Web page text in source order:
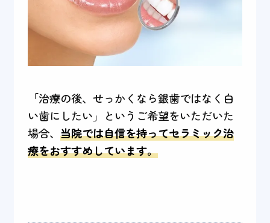
「治療の後、せっかくなら銀歯ではなく白
い歯にしたい」というご希望をいただいた
場合、 当院では自信を持ってセラミック治
療をおすすめしています。